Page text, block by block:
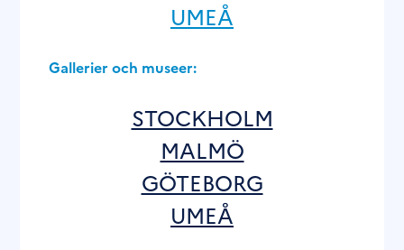
UMEÅ
Gallerier och museer:
STOCKHOLM
MALMÖ
GÖTEBORG
UMEÅ